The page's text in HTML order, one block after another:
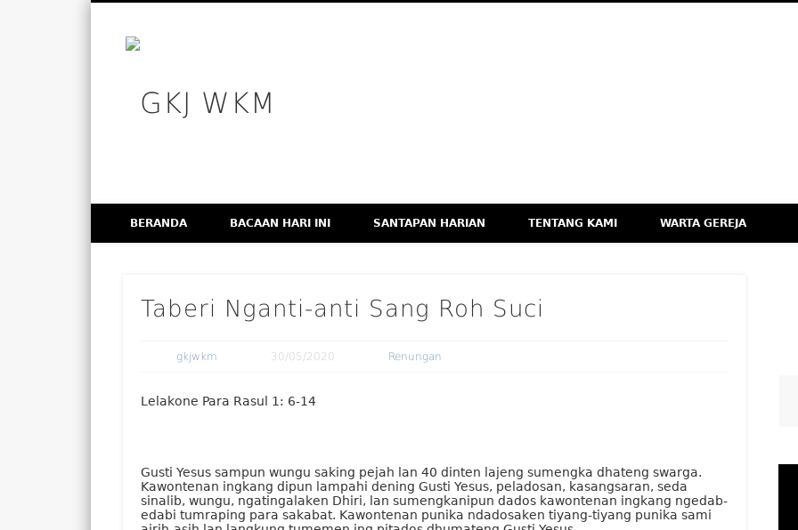
BERANDA BACAAN HARI INI SANTAPAN HARIAN TENTANG KAMI WARTA GEREJA
Taberi Nganti-anti Sang Roh Suci
gkjwkm 30/05/2020 Renungan
Lelakone Para Rasul 1: 6-14
Gusti Yesus sampun wungu saking pejah lan 40 dinten lajeng sumengka dhateng swarga.
Kawontenan ingkang dipun lampahi dening Gusti Yesus, peladosan, kasangsaran, seda
sinalib, wungu, ngatingalaken Dhiri, lan sumengkanipun dados kawontenan ingkang ngedab-
edabi tumraping para sakabat. Kawontenan punika ndadosaken tiyang-tiyang punika sami